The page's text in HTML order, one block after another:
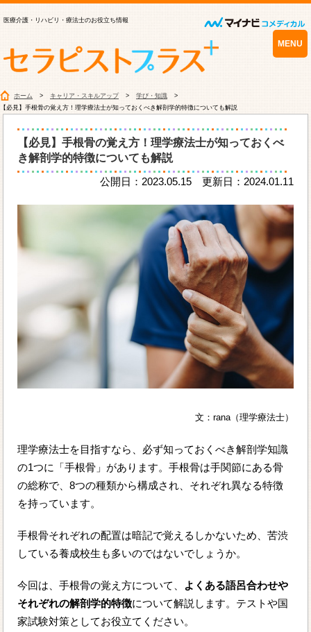
医療介護・リハビリ・療法士のお役立ち情報
MENU
ホーム キャリア・スキルアップ
学び・知識
【必見】手根骨の覚え方！理学療法士が知っておくべき解剖学的特徴についても解説
【必見】手根骨の覚え方！理学療法士が知っておくべ
き解剖学的特徴についても解説
公開日：2023.05.15 更新日：2024.01.11
文：rana（理学療法士）
理学療法士を目指すなら、必ず知っておくべき解剖学知識
の1つに「手根骨」があります。手根骨は手関節にある骨
の総称で、8つの種類から構成され、それぞれ異なる特徴
を持っています。
手根骨それぞれの配置は暗記で覚えるしかないため、苦渋
している養成校生も多いのではないでしょうか。
今回は、手根骨の覚え方について、 よくある語呂合わせや
それぞれの解剖学的特徴について解説します。テストや国
家試験対策としてお役立てください。